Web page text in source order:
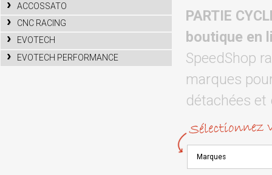
ACCOSSATO
CNC RACING
EVOTECH
EVOTECH PERFORMANCE
PARTIE
boutique en
SpeedShop
marques
détachées et